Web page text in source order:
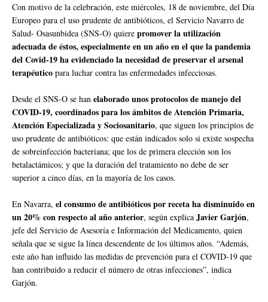
Con motivo de la celebración, este miércoles, 18 de noviembre, del Día
Europeo para el uso prudente de antibióticos, el Servicio Navarro de
Salud- Osasunbidea (SNS-O) quiere promover la utilización
adecuada de éstos, especialmente en un año en el que la pandemia
del Covid-19 ha evidenciado la necesidad de preservar el arsenal
terapéutico para luchar contra las enfermedades infecciosas.
Desde el SNS-O se han elaborado unos protocolos de manejo del
COVID-19, coordinados para los ámbitos de Atención Primaria,
Atención Especializada y Sociosanitario, que siguen los principios de
uso prudente de antibióticos: que están indicados solo si existe sospecha
de sobreinfección bacteriana; que los de primera elección son los
betalactámicos; y que la duración del tratamiento no debe de ser
superior a cinco días, en la mayoría de los casos.
En Navarra, el consumo de antibióticos por receta ha disminuido en
un 20% con respecto al año anterior, según explica Javier Garjón,
jefe del Servicio de Asesoría e Información del Medicamento, quien
señala que se sigue la línea descendente de los últimos años. “Además,
este año han influido las medidas de prevención para el COVID-19 que
han contribuido a reducir el número de otras infecciones”, indica
Garjón.